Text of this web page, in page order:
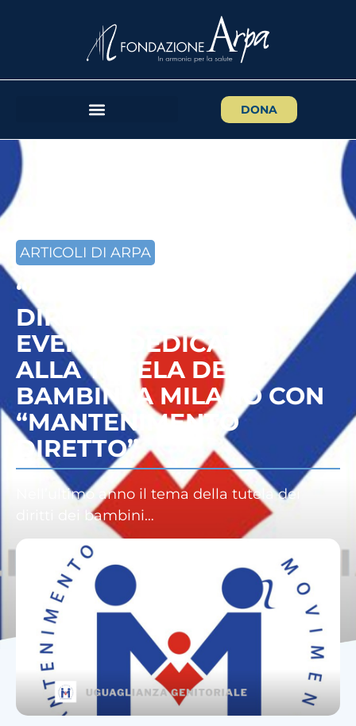
DONA
ARTICOLI DI ARPA
“CARTA DEI DIRITTI O
DIRITTI DI CARTA?”: UN
EVENTO DEDICATO
ALLA TUTELA DEI
BAMBINI A MILANO CON
“MANTENIMENTO
DIRETTO”
Nell’ultimo anno il tema della tutela dei
diritti dei bambini…